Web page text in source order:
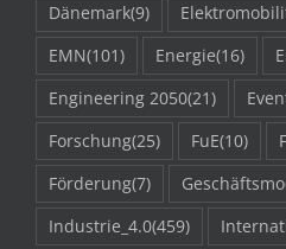
Dänemark(9)
EMN(101) Energie(16)
Engineering 2050(21)
Forschung(25) FuE(10)
Förderung(7)
Industrie_4.0(459)